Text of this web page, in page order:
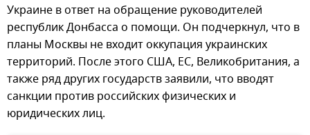
Украине в ответ на обращение руководителей
республик Донбасса о помощи. Он подчеркнул, что в
планы Москвы не входит оккупация украинских
территорий. После этого США, ЕС, Великобритания, а
также ряд других государств заявили, что вводят
санкции против российских физических и
юридических лиц.